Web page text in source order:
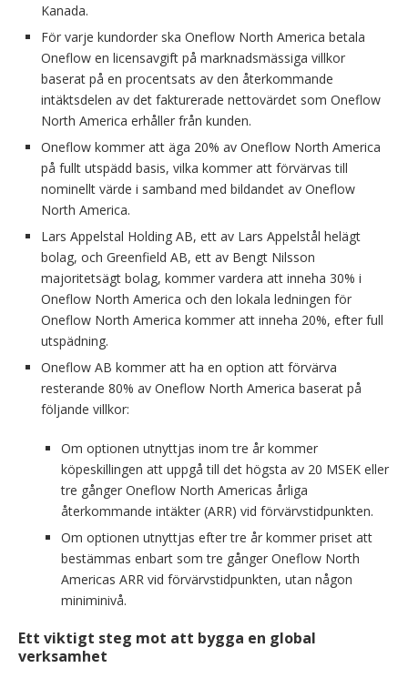
Kanada.
För varje kundorder ska Oneflow North America betala
Oneflow en licensavgift på marknadsmässiga villkor
baserat på en procentsats av den återkommande
intäktsdelen av det fakturerade nettovärdet som Oneflow
North America erhåller från kunden.
Oneflow kommer att äga 20% av Oneflow North America
på fullt utspädd basis, vilka kommer att förvärvas till
nominellt värde i samband med bildandet av Oneflow
North America.
Lars Appelstal Holding AB, ett av Lars Appelstål helägt
bolag, och Greenfield AB, ett av Bengt Nilsson
majoritetsägt bolag, kommer vardera att inneha 30% i
Oneflow North America och den lokala ledningen för
Oneflow North America kommer att inneha 20%, efter full
utspädning.
Oneflow AB kommer att ha en option att förvärva
resterande 80% av Oneflow North America baserat på
följande villkor:
Om optionen utnyttjas inom tre år kommer
köpeskillingen att uppgå till det högsta av 20 MSEK eller
tre gånger Oneflow North Americas årliga
återkommande intäkter (ARR) vid förvärvstidpunkten.
Om optionen utnyttjas efter tre år kommer priset att
bestämmas enbart som tre gånger Oneflow North
Americas ARR vid förvärvstidpunkten, utan någon
miniminivå.
Ett viktigt steg mot att bygga en global
verksamhet